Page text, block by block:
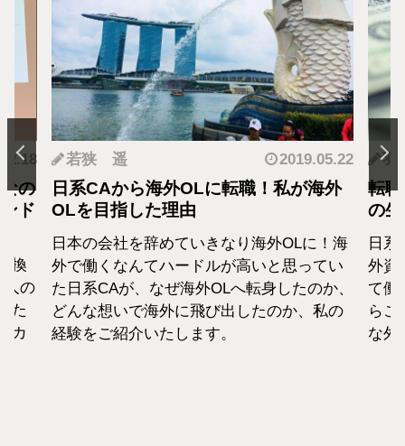
の
ド
換
人の
た
カ
若狭 遥 2019.05.22
日系CAから海外OLに転職！私が海外
OLを目指した理由
日本の会社を辞めていきなり海外OLに！海
外で働くなんてハードルが高いと思ってい
た日系CAが、なぜ海外OLへ転身したのか、
どんな想いで海外に飛び出したのか、私の
経験をご紹介いたします。
羽
転
の
日
外資
て働
らこ
な外